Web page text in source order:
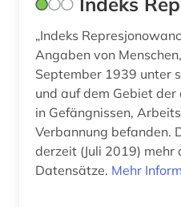
rechtswissenschaft (1)
religion (1)
restitution (1)
rheinland-pfalz (1)
„Indeks
Angaben von
September 1939 unter
und auf dem Gebiet
in Gefängnissen,
Verbannung befanden.
derzeit (Juli 2019) mehr
Datensätze. Mehr